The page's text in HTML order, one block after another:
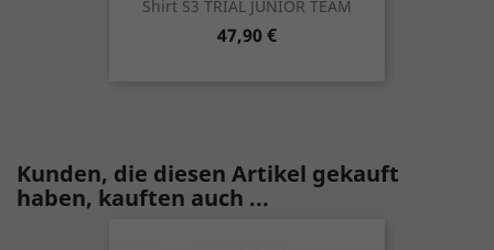
Shirt S3 TRIAL JUNIOR TEAM
Preis
47,90 €
Kunden, die diesen Artikel gekauft
haben, kauften auch ...